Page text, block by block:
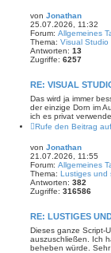
von Jonathan
25.07.2026, 11:32
Forum: Allgemeines
Thema: Visual Studio
Antworten: 13
Zugriffe: 6257
RE: VISUAL
Das wird ja immer
der einzige Dorn im
ich es privat
Rufe den Beitrag auf
von Jonathan
21.07.2026, 11:55
Forum: Allgemeines
Thema: Lustiges und
Antworten: 382
Zugriffe: 316586
RE: LUSTIGES
Dieses ganze Script-
auszuschließen. Ich
beheben würde. Sehr